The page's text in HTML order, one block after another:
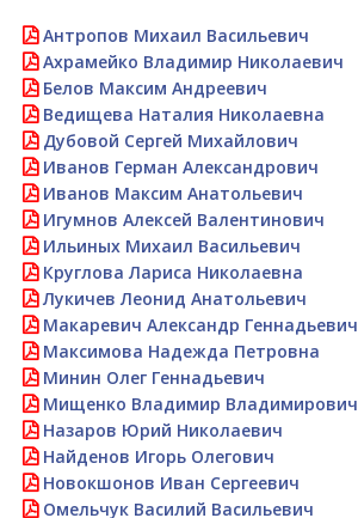
Антропов Михаил Васильевич
Ахрамейко Владимир Николаевич
Белов Максим Андреевич
Ведищева Наталия Николаевна
Дубовой Сергей Михайлович
Иванов Герман Александрович
Иванов Максим Анатольевич
Игумнов Алексей Валентинович
Ильиных Михаил Васильевич
Круглова Лариса Николаевна
Лукичев Леонид Анатольевич
Макаревич Александр Геннадьевич
Максимова Надежда Петровна
Минин Олег Геннадьевич
Мищенко Владимир Владимирович
Назаров Юрий Николаевич
Найденов Игорь Олегович
Новокшонов Иван Сергеевич
Омельчук Василий Васильевич